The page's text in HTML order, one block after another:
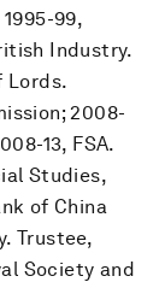
99,
Industry.
Lords.
2008-
13, FSA.
Studies,
of China
Trustee,
Society and